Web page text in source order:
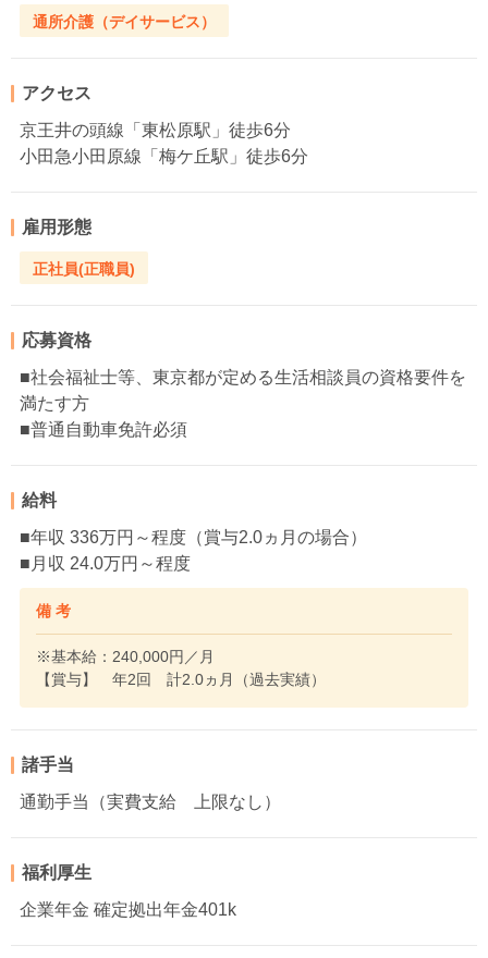
通所介護（デイサービス）
アクセス
京王井の頭線「東松原駅」徒歩6分
小田急小田原線「梅ケ丘駅」徒歩6分
雇用形態
正社員(正職員)
応募資格
■社会福祉士等、東京都が定める生活相談員の資格要件を
満たす方
■普通自動車免許必須
給料
■年収 336万円～程度（賞与2.0ヵ月の場合）
■月収 24.0万円～程度
備 考
※基本給：240,000円／月
【賞与】 年2回 計2.0ヵ月（過去実績）
諸手当
通勤手当（実費支給 上限なし）
福利厚生
企業年金 確定拠出年金401k